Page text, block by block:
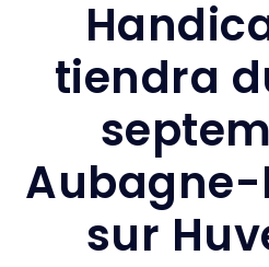
tiendra
Aubagne-
sur